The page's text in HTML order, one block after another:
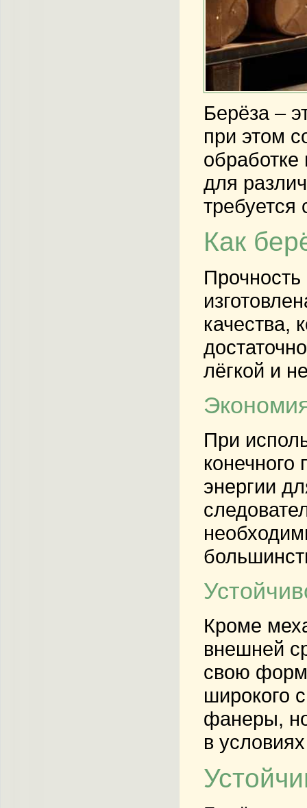
Берёза –
при этом
обработке
для
требуется
Как
качества,
лёгкой и
При
конечного
энергии
Кроме
внешней
свою
широкого
фанеры,
в